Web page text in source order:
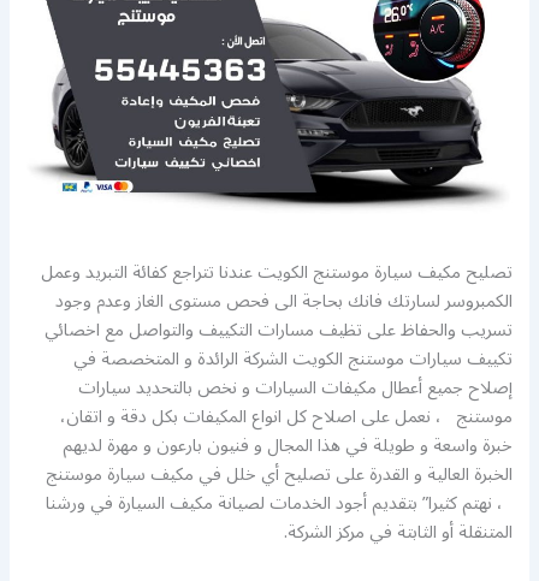
تصليح مكيف سيارة موستنج الكويت عندنا تتراجع كفائة التبريد وعمل
الكمبروسر لسارتك فانك بحاجة الى فحص مستوى الغاز وعدم وجود
تسريب والحفاظ على تظيف مسارات التكييف والتواصل مع اخصائي
تكييف سيارات موستنج الكويت الشركة الرائدة و المتخصصة في
إصلاح جميع أعطال مكيفات السيارات و نخص بالتحديد سيارات
موستنج ، نعمل على اصلاح كل انواع المكيفات بكل دقة و اتقان،
خبرة واسعة و طويلة في هذا المجال و فنيون بارعون و مهرة لديهم
الخبرة العالية و القدرة على تصليح أي خلل في مكيف سيارة موستنج
، نهتم كثيرا” بتقديم أجود الخدمات لصيانة مكيف السيارة في ورشنا
المتنقلة أو الثابتة في مركز الشركة.